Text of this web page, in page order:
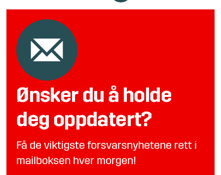
Ønsker du å holde
deg oppdatert?
Få de viktigste forsvarsnyhetene rett i
mailboksen hver morgen!